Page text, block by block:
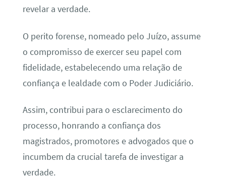
revelar a verdade.
O perito forense, nomeado pelo Juízo, assume
o compromisso de exercer seu papel com
fidelidade, estabelecendo uma relação de
confiança e lealdade com o Poder Judiciário.
Assim, contribui para o esclarecimento do
processo, honrando a confiança dos
magistrados, promotores e advogados que o
incumbem da crucial tarefa de investigar a
verdade.